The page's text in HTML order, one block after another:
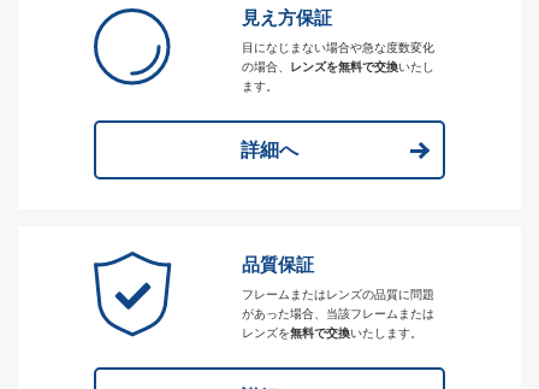
見え方保証
目になじまない場合や急な度数変化
の場合、
レンズを無料で交換いたし
ます。
詳細へ
品質保証
フレームまたはレンズの品質に問題
があった場合、当該フレームまたは
レンズを無料で交換いたします。